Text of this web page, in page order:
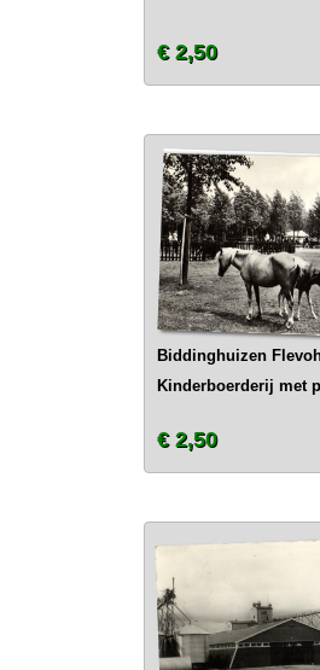
€ 2,50
Biddinghuizen
Kinderboerderij met
€ 2,50